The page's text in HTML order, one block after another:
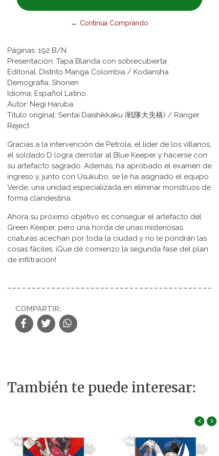
← Continúa Comprando
Páginas: 192 B/N
Presentación: Tapa Blanda con sobrecubierta
Editorial: Distrito Manga Colombia / Kodansha
Demografía: Shonen
Idioma: Español Latino
Autor: Negi Haruba
Título original: Sentai Daishikkaku (戦隊大失格) / Ranger
Reject
Gracias a la intervención de Petrola, el líder de los villanos,
el soldado D logra derrotar al Blue Keeper y hacerse con
su artefacto sagrado. Además, ha aprobado el examen de
ingreso y, junto con Usukubo, se le ha asignado el equipo
Verde, una unidad especializada en eliminar monstruos de
forma clandestina.
Ahora su próximo objetivo es conseguir el artefacto del
Green Keeper, pero una horda de unas misteriosas
criaturas acechan por toda la ciudad y no le pondrán las
cosas fáciles. ¡Que dé comienzo la segunda fase del plan
de infiltración!
COMPARTIR:
También te puede interesar:
‹ ›